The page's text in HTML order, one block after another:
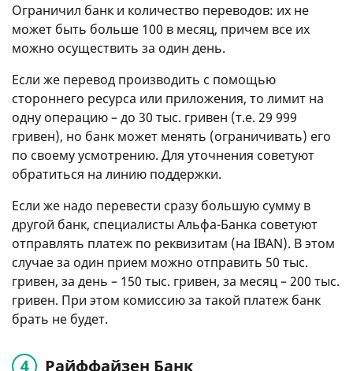
Ограничил банк и количество переводов: их не
может быть больше 100 в месяц, причем все их
можно осуществить за один день.
Если же перевод производить с помощью
стороннего ресурса или приложения, то лимит на
одну операцию – до 30 тыс. гривен (т.е. 29 999
гривен), но банк может менять (ограничивать) его
по своему усмотрению. Для уточнения советуют
обратиться на линию поддержки.
Если же надо перевести сразу большую сумму в
другой банк, специалисты Альфа-Банка советуют
отправлять платеж по реквизитам (на IBAN). В этом
случае за один прием можно отправить 50 тыс.
гривен, за день – 150 тыс. гривен, за месяц – 200 тыс.
гривен. При этом комиссию за такой платеж банк
брать не будет.
Райффайзен Банк